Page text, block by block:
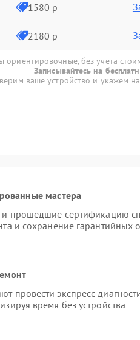
1580 р
2180 р
ориентировочные, без учета
Записывайтесь на
ваше устройство и укажем
мастера
прошедшие сертификацию
и сохранение гарантийных
провести экспресс-
время без устройства